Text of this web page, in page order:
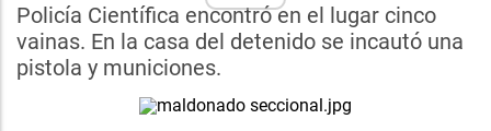
Policía Científica encontró en el lugar cinco
vainas. En la casa del detenido se incautó una
pistola y municiones.